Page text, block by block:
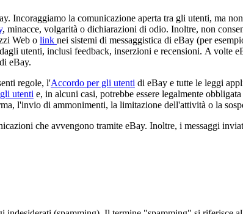
Incoraggiamo la comunicazione aperta tra gli utenti, ma
, minacce, volgarità o dichiarazioni di odio. Inoltre, non
Web o link nei sistemi di messaggistica di eBay (per
utenti, inclusi feedback, inserzioni e recensioni. A
eBay.
regole, l'Accordo per gli utenti di eBay e tutte le leggi
utenti e, in alcuni casi, potrebbe essere legalmente
l'invio di ammonimenti, la limitazione dell'attività o la
che avvengono tramite eBay. Inoltre, i messaggi